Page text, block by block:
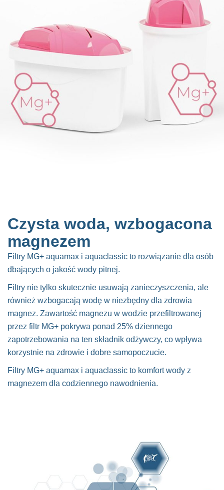
Czysta woda, wzbogacona
magnezem
Filtry MG+ aquamax i aquaclassic to rozwiązanie dla osób
dbających o jakość wody pitnej.
Filtry nie tylko skutecznie usuwają zanieczyszczenia, ale
również wzbogacają wodę w niezbędny dla zdrowia
magnez. Zawartość magnezu w wodzie przefiltrowanej
przez filtr MG+ pokrywa ponad 25% dziennego
zapotrzebowania na ten składnik odżywczy, co wpływa
korzystnie na zdrowie i dobre samopoczucie.
Filtry MG+ aquamax i aquaclassic to komfort wody z
magnezem dla codziennego nawodnienia.